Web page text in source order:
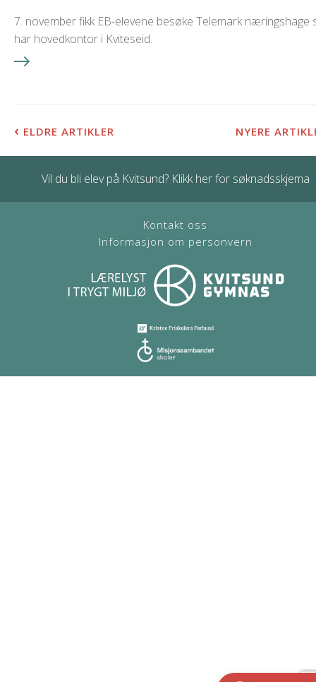
7. november fikk EB-elevene besøke Telemark næringshage
har hovedkontor i Kviteseid.
‹ ELDRE ARTIKLER NYERE
Vil du bli elev på Kvitsund? Klikk her for søknadsskjema
Kontakt oss
Informasjon om personvern